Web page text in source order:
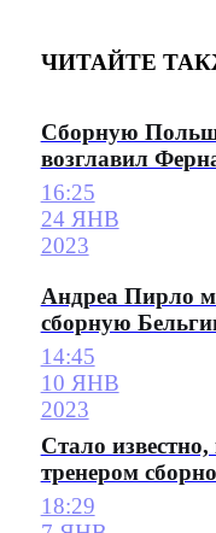
ЧИТАЙТЕ
Сборную
возглавил
16:25
24 ЯНВ
2023
Андреа Пирло
сборную
14:45
10 ЯНВ
2023
Стало
тренером
18:29